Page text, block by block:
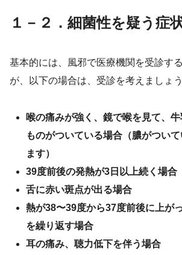
１－２．細菌性を疑う症
基本的には、風邪で医療機関を受診す
が、以下の場合は、受診を考えましょう
喉の痛みが強く、鏡で喉を見て、
ものがついている場合（膿がつい
ます）
39度前後の発熱が3日以上続く場合
舌に赤い斑点が出る場合
熱が38〜39度から37度前後に上が
を繰り返す場合
耳の痛み、聴力低下を伴う場合